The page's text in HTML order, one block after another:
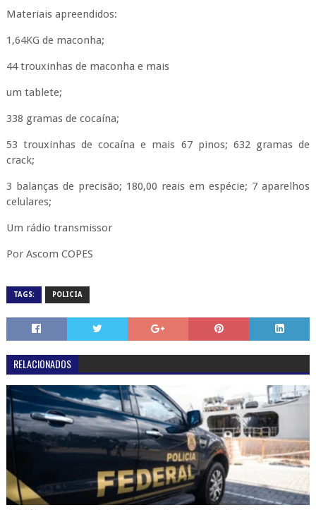
Materiais apreendidos:
1,64KG de maconha;
44 trouxinhas de maconha e mais
um tablete;
338 gramas de cocaína;
53 trouxinhas de cocaína e mais 67 pinos; 632 gramas de
crack;
3 balanças de precisão; 180,00 reais em espécie; 7 aparelhos
celulares;
Um rádio transmissor
Por Ascom COPES
TAGS: POLICIA
RELACIONADOS